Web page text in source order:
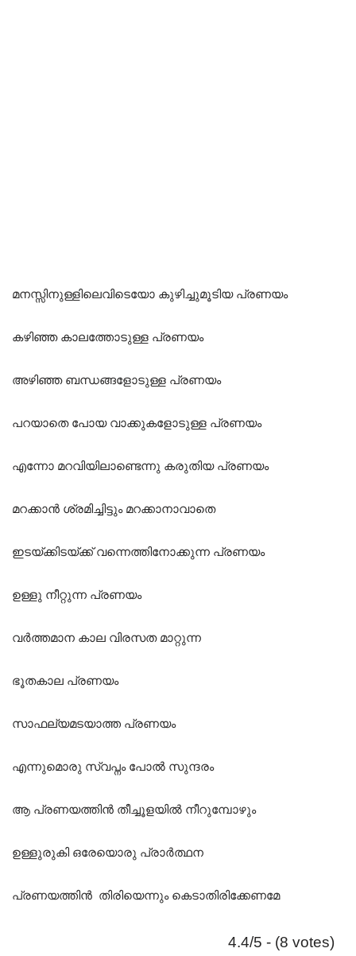
മനസ്സിനുള്ളിലെവിടെയോ കുഴിച്ചുമൂടിയ പ്രണയം
കഴിഞ്ഞ കാലത്തോടുള്ള പ്രണയം
അഴിഞ്ഞ ബന്ധങ്ങളോടുള്ള പ്രണയം
പറയാതെ പോയ വാക്കുകളോടുള്ള പ്രണയം
എന്നോ മറവിയിലാണ്ടെന്നു കരുതിയ പ്രണയം
മറക്കാൻ ശ്രമിച്ചിട്ടും മറക്കാനാവാതെ
ഇടയ്ക്കിടയ്ക്ക് വന്നെത്തിനോക്കുന്ന പ്രണയം
ഉള്ളു നീറ്റുന്ന പ്രണയം
വർത്തമാന കാല വിരസത മാറ്റുന്ന
ഭൂതകാല പ്രണയം
സാഫല്യമടയാത്ത പ്രണയം
എന്നുമൊരു സ്വപ്നം പോൽ സുന്ദരം
ആ പ്രണയത്തിൻ തീച്ചൂളയിൽ നീറുമ്പോഴും
ഉള്ളുരുകി ഒരേയൊരു പ്രാർത്ഥന
പ്രണയത്തിൻ തിരിയെന്നും കെടാതിരിക്കേണമേ
4.4/5 - (8 votes)